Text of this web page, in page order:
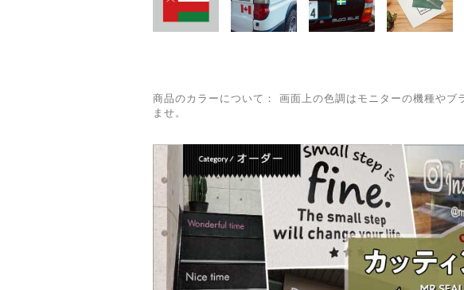
商品のカラーについて： 画面上の色調はモニターの機種や
ませ。